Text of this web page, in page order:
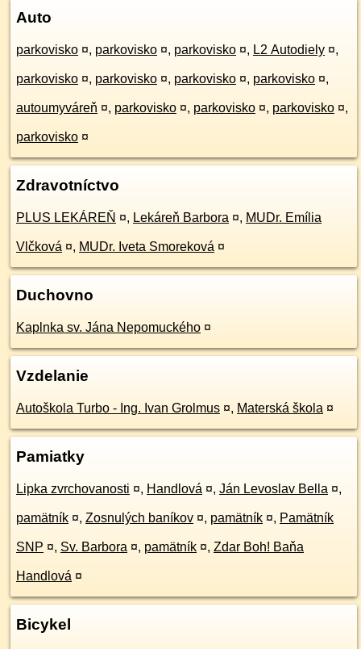
Auto
parkovisko ¤, parkovisko ¤, parkovisko ¤, L2 Autodiely ¤,
parkovisko ¤, parkovisko ¤, parkovisko ¤, parkovisko ¤,
autoumyváreň ¤, parkovisko ¤, parkovisko ¤, parkovisko ¤,
parkovisko ¤
Zdravotníctvo
PLUS LEKÁREŇ ¤, Lekáreň Barbora ¤, MUDr. Emília
Vlčková ¤, MUDr. Iveta Smoreková ¤
Duchovno
Kaplnka sv. Jána Nepomuckého ¤
Vzdelanie
Autoškola Turbo - Ing. Ivan Grolmus ¤, Materská škola ¤
Pamiatky
Lipka zvrchovanosti ¤, Handlová ¤, Ján Levoslav Bella ¤,
pamätník ¤, Zosnulých baníkov ¤, pamätník ¤, Pamätník
SNP ¤, Sv. Barbora ¤, pamätník ¤, Zdar Boh! Baňa
Handlová ¤
Bicykel